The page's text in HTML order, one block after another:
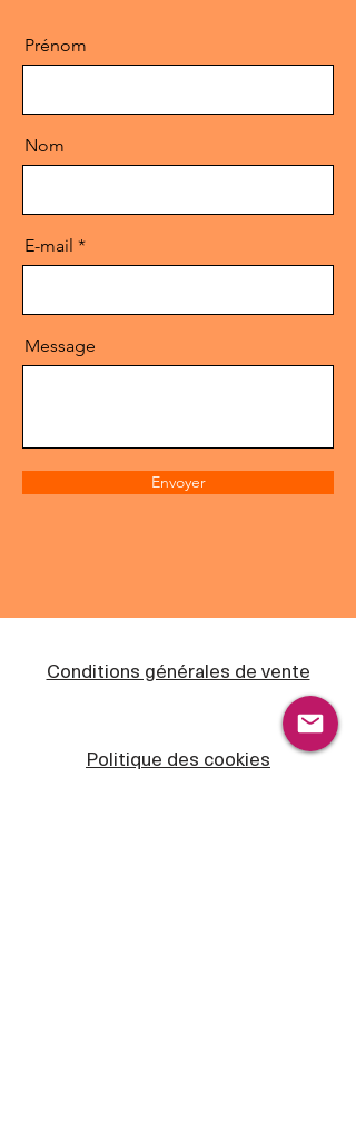
Prénom
Nom
E-mail
Message
Envoyer
Conditions générales de vente
Politique des cookies